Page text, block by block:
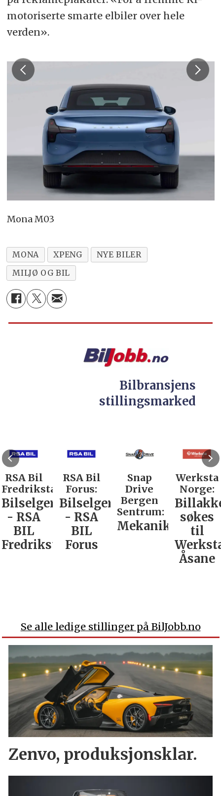
motoriserte smarte elbiler over hele
verden».
Mona M03
MONA XPENG
NYE BILER
MILJØ OG BIL
Bilbransjens
stillingsmarked
RSA Bil
Fredrikstad:
Bilselger
- RSA
BIL
Fredrikstad
RSA Bil
Forus:
Bilselger
- RSA
BIL
Forus
Snap
Drive
Bergen
Sentrum:
Mekaniker
Werksta
Norge:
søkes
til
Åsane
Se alle ledige stillinger på BilJobb.no
Zenvo, produksjonsklar.